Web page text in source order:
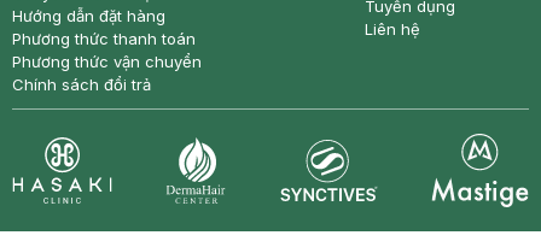
Hướng dẫn đặt hàng
Phương thức thanh toán
Phương thức vận chuyển
Chính sách đổi trả
Tuyển dụng
Liên hệ